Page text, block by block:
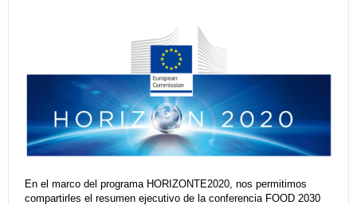
En el marco del programa HORIZONTE2020, nos permitimos
compartirles el resumen ejecutivo de la conferencia FOOD 2030